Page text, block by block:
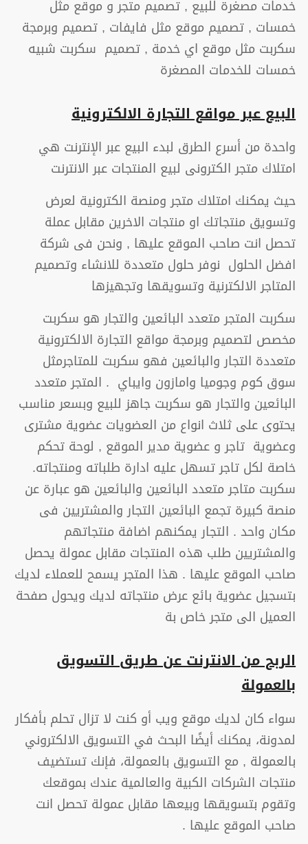
خدمات مصغرة للبيع , تصميم متجر و موقع مثل
خمسات , تصميم موقع مثل فايفات , تصميم وبرمجة
سكربت مثل موقع اي خدمة , تصميم سكربت شبيه
خمسات للخدمات المصغرة
البيع عبر مواقع التجارة الالكترونية
واحدة من أسرع الطرق لبدء البيع عبر الإنترنت هي
امتلاك متجر الكترونى لبيع المنتجات عبر الانترنت
حيث يمكنك امتلاك متجر ومنصة الكترونية لعرض
وتسويق منتجاتك او منتجات الاخرين مقابل عملة
تحصل انت صاحب الموقع عليها , ونحن فى شركة
افضل الحلول نوفر حلول متعددة للانشاء وتصميم
المتاجر الالكترنية وتسويقها وتجهيزها
سكربت المتجر متعدد البائعين والتجار هو سكربت
مخصص لتصميم وبرمجة مواقع التجارة الالكترونية
متعددة التجار والبائعين فهو سكربت للمتاجرمثل
سوق كوم وجوميا وامازون وايباي . المتجر متعدد
البائعين والتجار هو سكربت جاهز للبيع وبسعر مناسب
يحتوى على ثلاث انواع من العضويات عضوية مشترى
وعضوية تاجر و عضوية مدير الموقع , لوحة تحكم
خاصة لكل تاجر تسهل عليه ادارة طلباته ومنتجاته.
سكربت متاجر متعدد البائعين والبائعين هو عبارة عن
منصة كبيرة تجمع البائعين التجار والمشتريين فى
مكان واحد . التجار يمكنهم اضافة منتجاتهم
والمشتريين طلب هذه المنتجات مقابل عمولة يحصل
صاحب الموقع عليها . هذا المتجر يسمح للعملاء لديك
بتسجيل عضوية بائع عرض منتجاته لديك ويحول صفحة
العميل الى متجر خاص بة
الربح من الانترنت عن طريق التسويق
بالعمولة
سواء كان لديك موقع ويب أو كنت لا تزال تحلم بأفكار
لمدونة، يمكنك أيضًا البحث في التسويق الالكتروني
بالعمولة , مع التسويق بالعمولة، فإنك تستضيف
منتجات الشركات الكبية والعالمية عندك بموقعك
وتقوم بتسويقها وبيعها مقابل عمولة تحصل انت
صاحب الموقع عليها .